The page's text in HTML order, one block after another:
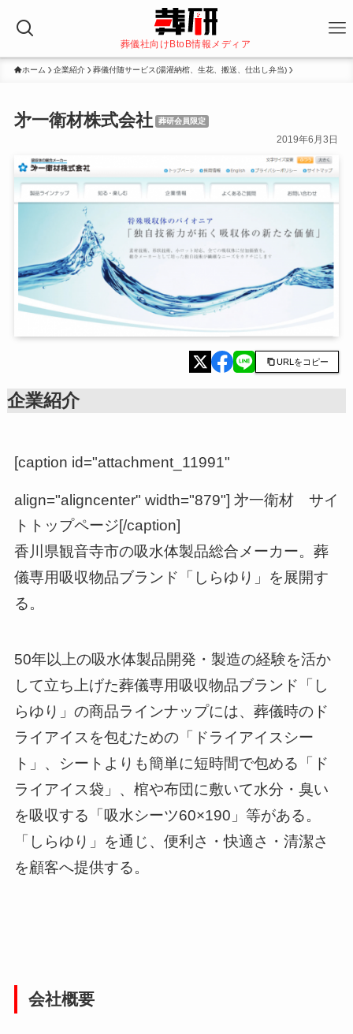
葬儀社向けBtoB情報メディア
ホーム 企業紹介 葬儀付随サービス(湯灌納棺、生花、搬送、仕出し弁当)
㐧一衛材株式会社 葬研会員限定
2019年6月3日
URLをコピー
企業紹介
[caption id="attachment_11991"
align="aligncenter" width="879"] 㐧一衛材 サイ
トトップページ[/caption]
香川県観音寺市の吸水体製品総合メーカー。葬
儀専用吸収物品ブランド「しらゆり」を展開す
る。
50年以上の吸水体製品開発・製造の経験を活か
して立ち上げた葬儀専用吸収物品ブランド「し
らゆり」の商品ラインナップには、葬儀時のド
ライアイスを包むための「ドライアイスシー
ト」、シートよりも簡単に短時間で包める「ド
ライアイス袋」、棺や布団に敷いて水分・臭い
を吸収する「吸水シーツ60×190」等がある。
「しらゆり」を通じ、便利さ・快適さ・清潔さ
を顧客へ提供する。
会社概要